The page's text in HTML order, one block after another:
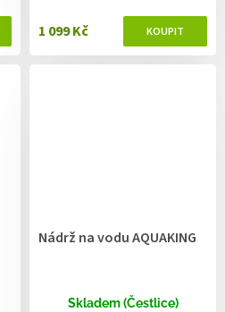
1 099 Kč
Nádrž na vodu AQUAKING
Skladem (Čestlice)